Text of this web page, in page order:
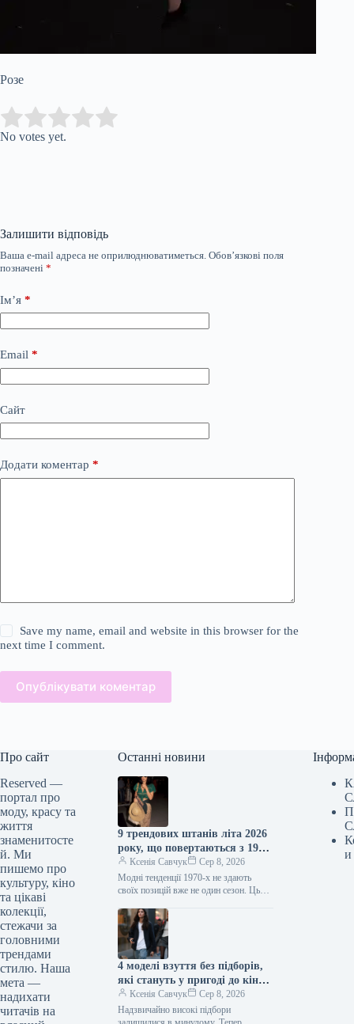
Розе
Rate this item:
No votes yet.
Залишити відповідь
Ваша e-mail адреса не оприлюднюватиметься. Обов’язкові поля
позначені *
Ім’я *
Email *
Сайт
Додати коментар *
Save my name, email and website in this browser for the
next time I comment.
Опублікувати коментар
Про сайт
Reserved —
портал про
моду, красу та
життя
знаменитосте
й. Ми
пишемо про
культуру, кіно
та цікаві
колекції,
стежачи за
головними
трендами
стилю. Наша
мета —
надихати
читачів на
Останні новини
9 трендових штанів літа 2026
року, що повертаються з 1970-
х
Ксенія Савчук
Сер 8, 2026
Модні тенденції 1970-х не здають
своїх позицій вже не один сезон. Цього
фасони, характерні…
4 моделі взуття без підборів,
які стануть у пригоді до кінця
літаКсенія Савчук
Сер 8, 2026
Надзвичайно високі підбори
и